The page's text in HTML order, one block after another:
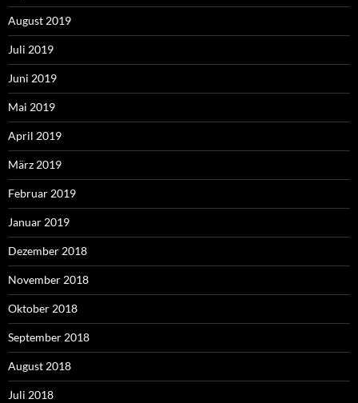
August 2019
Juli 2019
Juni 2019
Mai 2019
April 2019
März 2019
Februar 2019
Januar 2019
Dezember 2018
November 2018
Oktober 2018
September 2018
August 2018
Juli 2018